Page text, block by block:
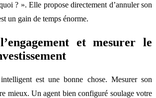
? ». Elle propose directement d’annuler son
un gain de temps énorme.
et mesurer le
est une bonne chose. Mesurer son
mieux. Un agent bien configuré soulage votre